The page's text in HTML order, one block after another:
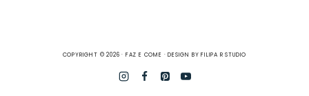
COPYRIGHT © 2026 · FAZ E COME · DESIGN BYFILIPA R STUDIO